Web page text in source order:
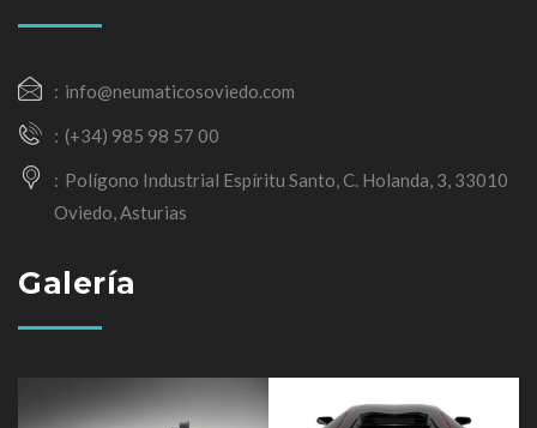
info@neumaticosoviedo.com
(+34) 985 98 57 00
Polígono Industrial Espíritu Santo, C. Holanda, 3, 33010
Oviedo, Asturias
Galería